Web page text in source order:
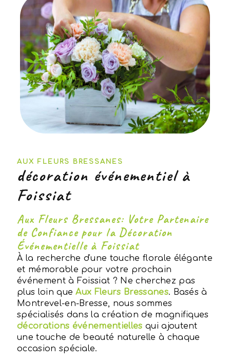
AUX FLEURS BRESSANES
décoration événementiel à
Foissiat
Aux Fleurs Bressanes: Votre Partenaire
de Confiance pour la Décoration
Événementielle à Foissiat
À la recherche d'une touche florale élégante
et mémorable pour votre prochain
événement à Foissiat ? Ne cherchez pas
plus loin queAux Fleurs Bressanes. Basés à
Montrevel-en-Bresse, nous sommes
spécialisés dans la création de magnifiques
décorations événementielles qui ajoutent
une touche de beauté naturelle à chaque
occasion spéciale.